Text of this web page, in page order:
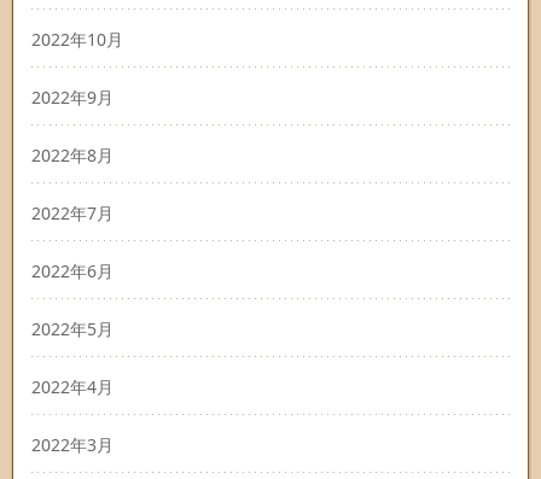
2022年10月
2022年9月
2022年8月
2022年7月
2022年6月
2022年5月
2022年4月
2022年3月